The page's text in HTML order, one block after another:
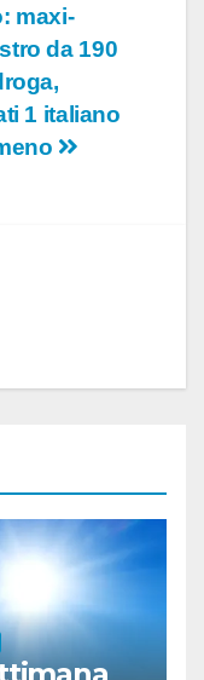
maxi-
da 190
1 italiano